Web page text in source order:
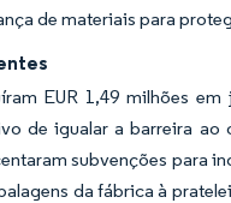
de materiais para
EUR 1,49 milhões
de igualar a barreira
subvenções para
da fábrica à